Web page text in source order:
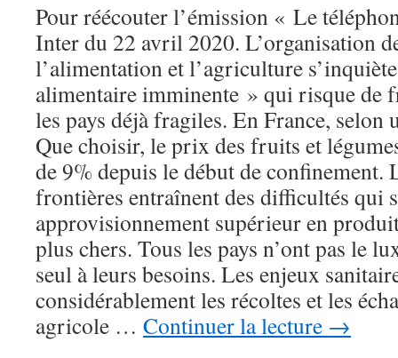
Pour réécouter l’émission « Le
Inter du 22 avril 2020. L’organisation
l’alimentation et l’agriculture
alimentaire imminente » qui risque de
les pays déjà fragiles. En France, selon
Que choisir, le prix des fruits et
de 9% depuis le début de confinement.
frontières entraînent des difficultés qui
approvisionnement supérieur en
plus chers. Tous les pays n’ont pas le
seul à leurs besoins. Les enjeux
considérablement les récoltes et les
agricole … Continuer la lecture →